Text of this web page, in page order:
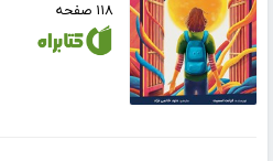
۱۱۸ صفحه